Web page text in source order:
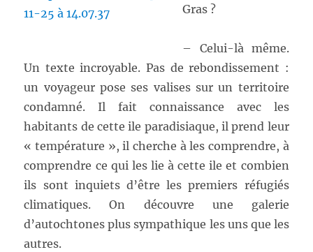
Gras ?
– Celui-là même.
Un texte incroyable. Pas de rebondissement :
un voyageur pose ses valises sur un territoire
condamné. Il fait connaissance avec les
habitants de cette ile paradisiaque, il prend leur
« température », il cherche à les comprendre, à
comprendre ce qui les lie à cette ile et combien
ils sont inquiets d’être les premiers réfugiés
climatiques. On découvre une galerie
d’autochtones plus sympathique les uns que les
autres.